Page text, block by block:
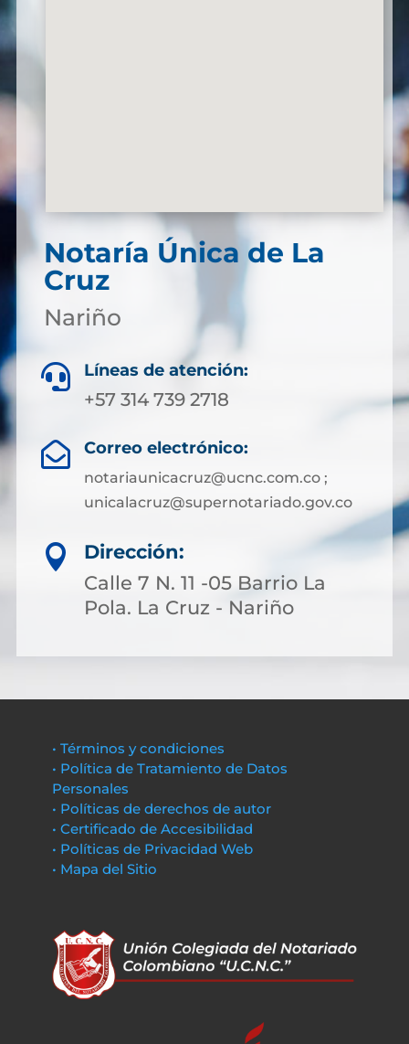
Notaría Única de La
Cruz
Nariño
 Líneas de atención:
+57 314 739 2718
 Correo electrónico:
notariaunicacruz@ucnc.com.co ;
unicalacruz@supernotariado.gov.co

Dirección:
Calle 7 N. 11 -05 Barrio La
Pola. La Cruz - Nariño
• Términos y condiciones
• Política de Tratamiento de Datos
Personales
• Políticas de derechos de autor
• Certificado de Accesibilidad
• Políticas de Privacidad Web
• Mapa del Sitio